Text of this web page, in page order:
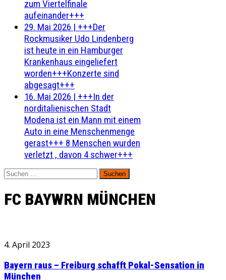
zum Viertelfinale
aufeinander+++
29. Mai 2026 | +++Der
Rockmusiker Udo Lindenberg
ist heute in ein Hamburger
Krankenhaus eingeliefert
worden+++Konzerte sind
abgesagt+++
16. Mai 2026 | +++In der
norditalienischen Stadt
Modena ist ein Mann mit einem
Auto in eine Menschenmenge
gerast+++ 8 Menschen wurden
verletzt , davon 4 schwer+++
Suchen
nach:
FC BAYWRN MÜNCHEN
4. April 2023
Bayern raus – Freiburg schafft Pokal-Sensation in
München